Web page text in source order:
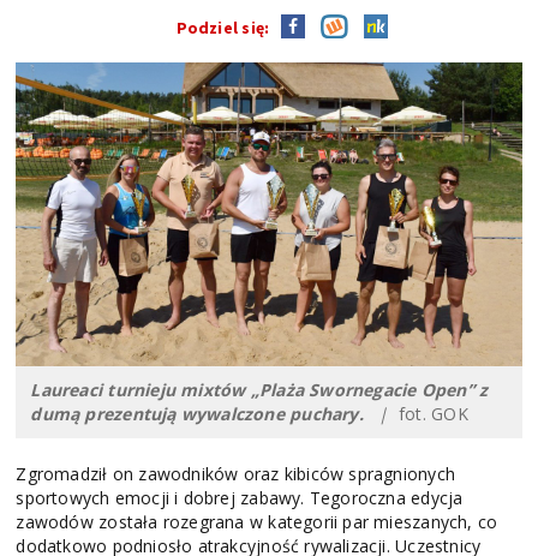
Podziel się:
Laureaci turnieju mixtów „Plaża Swornegacie Open” z
dumą prezentują wywalczone puchary.| fot. GOK
Zgromadził on zawodników oraz kibiców spragnionych
sportowych emocji i dobrej zabawy. Tegoroczna edycja
zawodów została rozegrana w kategorii par mieszanych, co
dodatkowo podniosło atrakcyjność rywalizacji. Uczestnicy